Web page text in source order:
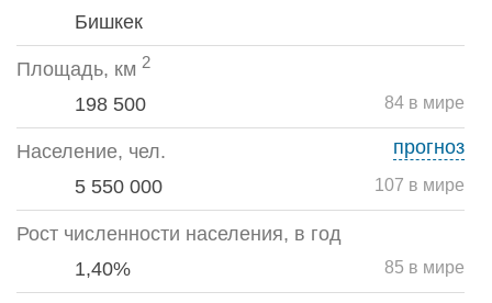
Бишкек
Площадь, км 2
84 в мире
198 500
Население, чел.
107 в мире
5 550 000
прогноз
Рост численности населения, в год
85 в мире
1,40%